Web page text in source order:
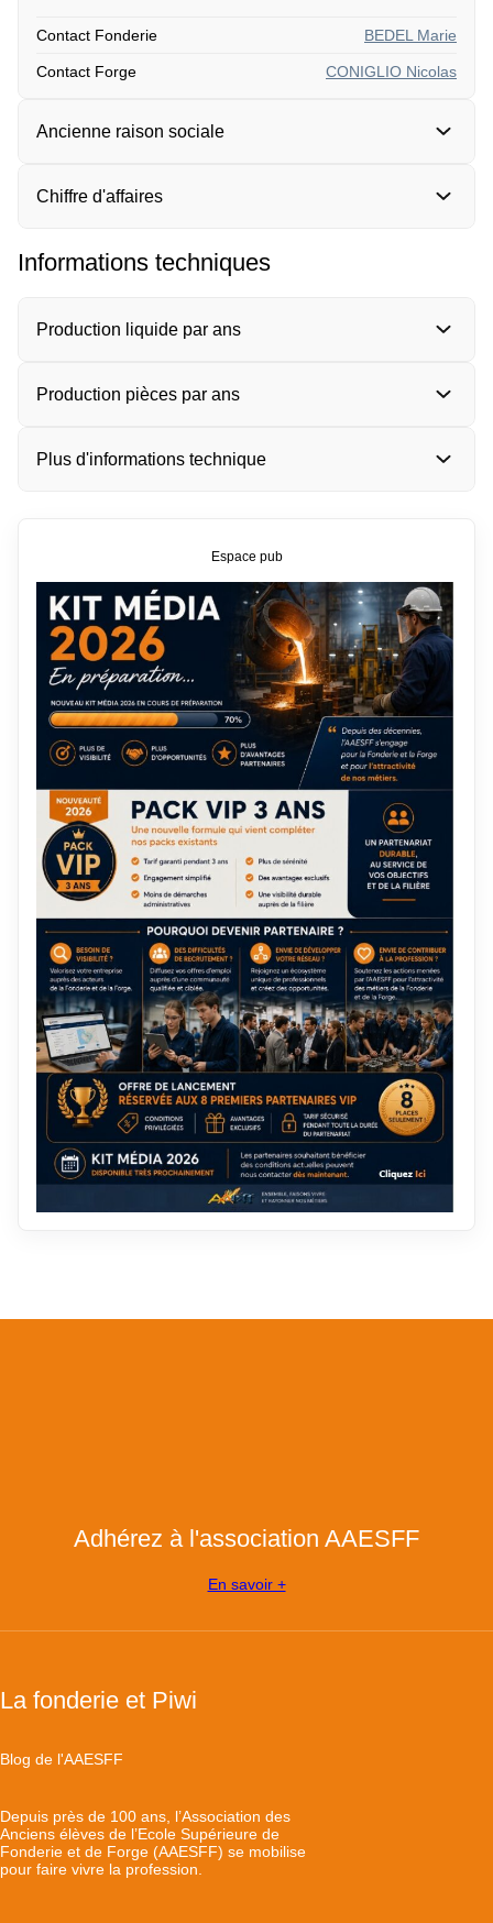
Contact Fonderie BEDEL Marie
Contact Forge CONIGLIO Nicolas
Ancienne raison sociale
Chiffre d'affaires
Informations techniques
Production liquide par ans
Production pièces par ans
Plus d'informations technique
Espace pub
Adhérez à l'association AAESFF
En savoir +
La fonderie et Piwi
Blog de l'AAESFF
Depuis près de 100 ans, l’Association des
Anciens élèves de l’Ecole Supérieure de
Fonderie et de Forge (AAESFF) se mobilise
pour faire vivre la profession.